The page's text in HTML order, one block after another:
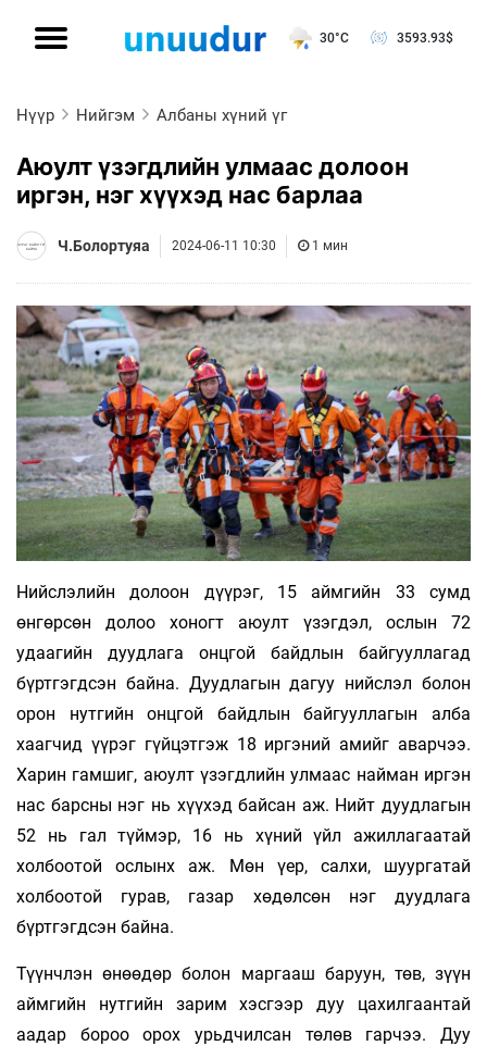
30°C 3593.93$
Нүүр Нийгэм Албаны хүний үг
Аюулт үзэгдлийн улмаас долоон
иргэн, нэг хүүхэд нас барлаа
Ч.Болортуяа 2024-06-11 10:30 1 мин
Нийслэлийн долоон дүүрэг, 15 аймгийн 33 сумд
өнгөрсөн долоо хоногт аюулт үзэгдэл, ослын 72
удаагийн дуудлага онцгой байдлын байгууллагад
бүртгэгдсэн байна. Дуудлагын дагуу нийслэл болон
орон нутгийн онцгой байдлын байгууллагын алба
хаагчид үүрэг гүйцэтгэж 18 иргэний амийг аварчээ.
Харин гамшиг, аюулт үзэгдлийн улмаас найман иргэн
нас барсны нэг нь хүүхэд байсан аж. Нийт дуудлагын
52 нь гал түймэр, 16 нь хүний үйл ажиллагаатай
холбоотой ослынх аж. Мөн үер, салхи, шуургатай
холбоотой гурав, газар хөдөлсөн нэг дуудлага
бүртгэгдсэн байна.
Түүнчлэн өнөөдөр болон маргааш баруун, төв, зүүн
аймгийн нутгийн зарим хэсгээр дуу цахилгаантай
аадар бороо орох урьдчилсан төлөв гарчээ. Дуу